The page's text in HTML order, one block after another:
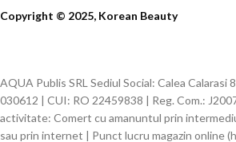
Copyright © 2025, Korean Beauty
AQUA Publis SRL Sediul Social: Calea Calarasi
030612 | CUI: RO 22459838 | Reg. Com.:
activitate: Comert cu amanuntul prin
sau prin internet | Punct lucru magazin online